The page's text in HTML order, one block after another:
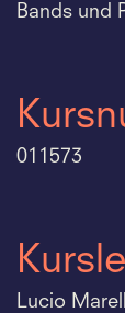
Bands und
011573
Lucio